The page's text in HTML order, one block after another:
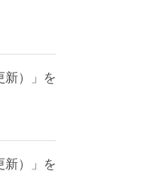
新）」を
新）」を